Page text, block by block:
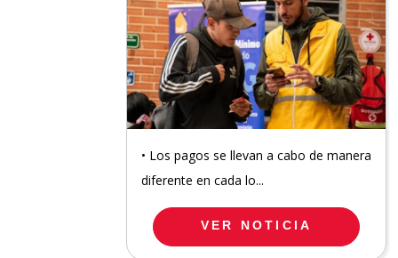
• Los pagos se llevan a cabo de manera
diferente en cada lo...
VER NOTICIA